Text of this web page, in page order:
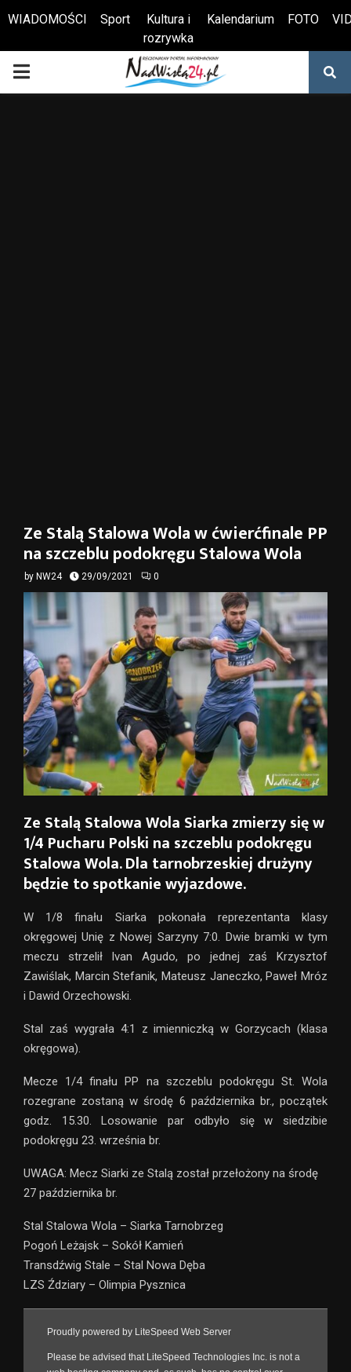
Otwórz pasek narzędzi
WIADOMOŚCI Sport
Kultura i
rozrywka
Kalendarium FOTO
PRIMARY
Ze Stalą Stalowa Wola w ćwierćfinale PP
na szczeblu podokręgu Stalowa Wola
by NW24 29/09/2021 0
Ze Stalą Stalowa Wola Siarka zmierzy się w
1/4 Pucharu Polski na szczeblu podokręgu
Stalowa Wola. Dla tarnobrzeskiej drużyny
będzie to spotkanie wyjazdowe.
W 1/8 finału Siarka pokonała reprezentanta klasy
okręgowej Unię z Nowej Sarzyny 7:0. Dwie bramki w tym
meczu strzelił Ivan Agudo, po jednej zaś Krzysztof
Zawiślak, Marcin Stefanik, Mateusz Janeczko, Paweł Mróz
i Dawid Orzechowski.
Stal zaś wygrała 4:1 z imienniczką w Gorzycach (klasa
okręgowa).
Mecze 1/4 finału PP na szczeblu podokręgu St. Wola
rozegrane zostaną w środę 6 października br., początek
godz. 15.30. Losowanie par odbyło się w siedzibie
podokręgu 23. września br.
UWAGA: Mecz Siarki ze Stalą został przełożony na środę
27 października br.
Stal Stalowa Wola – Siarka Tarnobrzeg
Pogoń Leżajsk – Sokół Kamień
Transdźwig Stale – Stal Nowa Dęba
LZS Ździary – Olimpia Pysznica